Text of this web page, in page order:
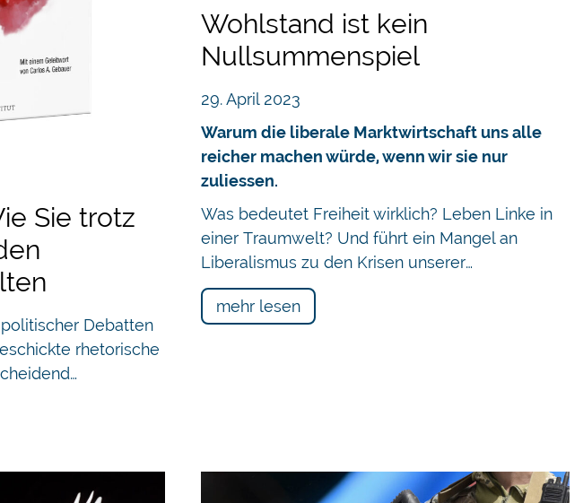
Sie trotz
Debatten
rhetorische
Wohlstand ist kein
Nullsummenspiel
29. April 2023
Warum die liberale Marktwirtschaft uns alle
reicher machen würde, wenn wir sie nur
zuliessen.
Was bedeutet Freiheit wirklich? Leben Linke in
einer Traumwelt? Und führt ein Mangel an
Liberalismus zu den Krisen unserer…
mehr lesen